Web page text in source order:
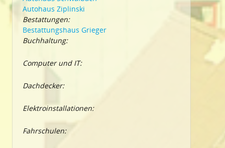
Autohaus Ziplinski
Bestattungen:
Bestattungshaus Grieger
Buchhaltung:
Computer und IT:
Dachdecker:
Elektroinstallationen:
Fahrschulen: